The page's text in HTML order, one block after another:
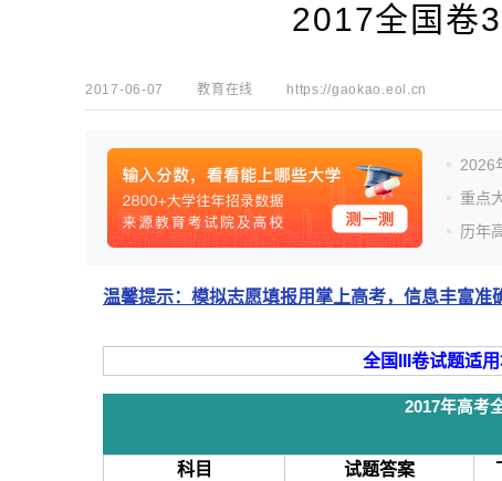
2017全国卷
2017-06-07 教育在线 https://gaokao.eol.cn
2026
重点
历年
温馨提示：模拟志愿填报用掌上高考，信息丰富准
全国III卷试题适
2017年高考
科目 试题答案